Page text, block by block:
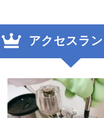
アクセスラ
2